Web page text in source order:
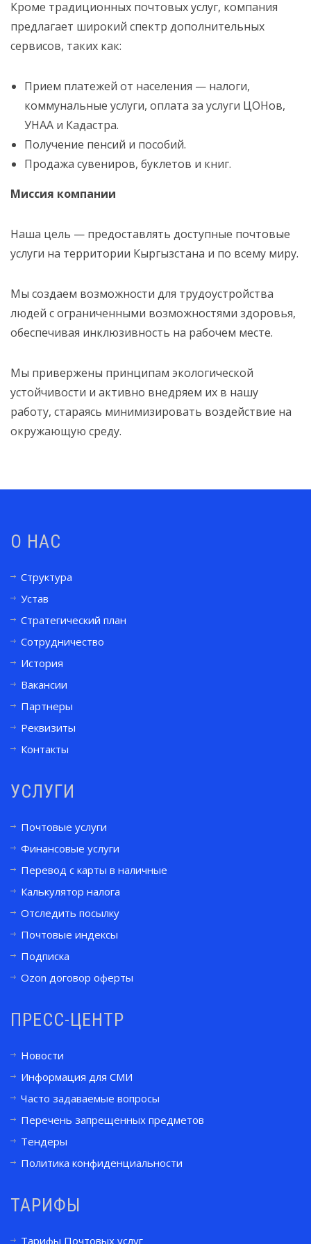
Кроме традиционных почтовых услуг, компания
предлагает широкий спектр дополнительных
сервисов, таких как:
Прием платежей от населения — налоги,
коммунальные услуги, оплата за услуги ЦОНов,
УНАА и Кадастра.
Получение пенсий и пособий.
Продажа сувениров, буклетов и книг.
Миссия компании
Наша цель — предоставлять доступные почтовые
услуги на территории Кыргызстана и по всему миру.
Мы создаем возможности для трудоустройства
людей с ограниченными возможностями здоровья,
обеспечивая инклюзивность на рабочем месте.
Мы привержены принципам экологической
устойчивости и активно внедряем их в нашу
работу, стараясь минимизировать воздействие на
окружающую среду.
О НАС
Структура
Устав
Стратегический план
Сотрудничество
История
Вакансии
Партнеры
Реквизиты
Контакты
УСЛУГИ
Почтовые услуги
Финансовые услуги
Перевод с карты в наличные
Калькулятор налога
Отследить посылку
Почтовые индексы
Подписка
Ozon договор оферты
ПРЕСС-ЦЕНТР
Новости
Информация для СМИ
Часто задаваемые вопросы
Перечень запрещенных предметов
Тендеры
Политика конфиденциальности
ТАРИФЫ
Тарифы Почтовых услуг